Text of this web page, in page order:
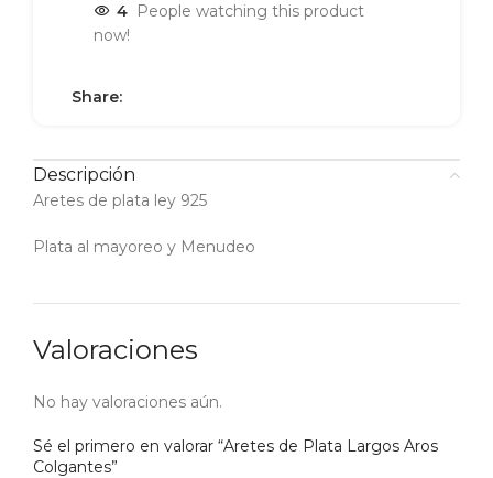
4
People watching this product
now!
Share:
Descripción
Aretes de plata ley 925
Plata al mayoreo y Menudeo
Valoraciones
No hay valoraciones aún.
Sé el primero en valorar “Aretes de Plata Largos Aros
Colgantes”